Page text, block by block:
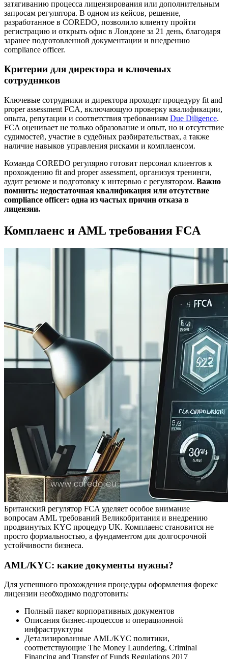
затягиванию процесса лицензирования или дополнительным
запросам регулятора. В одном из кейсов, решение,
разработанное в COREDO, позволило клиенту пройти
регистрацию и открыть офис в Лондоне за 21 день, благодаря
заранее подготовленной документации и внедрению
compliance officer.
Критерии для директора и ключевых
сотрудников
Ключевые сотрудники и директора проходят процедуру fit and
proper assessment FCA, включающую проверку квалификации,
опыта, репутации и соответствия требованиям Due Diligence.
FCA оценивает не только образование и опыт, но и отсутствие
судимостей, участие в судебных разбирательствах, а также
наличие навыков управления рисками и комплаенсом.
Команда COREDO регулярно готовит персонал клиентов к
прохождению fit and proper assessment, организуя тренинги,
аудит резюме и подготовку к интервью с регулятором. Важно
помнить: недостаточная квалификация или отсутствие
compliance officer: одна из частых причин отказа в
лицензии.
Комплаенс и AML требования FCA
Британский регулятор FCA уделяет особое внимание
вопросам AML требований Великобритания и внедрению
продвинутых KYC процедур UK. Комплаенс становится не
просто формальностью, а фундаментом для долгосрочной
устойчивости бизнеса.
AML/KYC: какие документы нужны?
Для успешного прохождения процедуры оформления форекс
лицензии необходимо подготовить:
Полный пакет корпоративных документов
Описания бизнес-процессов и операционной
инфраструктуры
Детализированные AML/KYC политики,
соответствующие The Money Laundering, Criminal
Financing and Transfer of Funds Regulations 2017